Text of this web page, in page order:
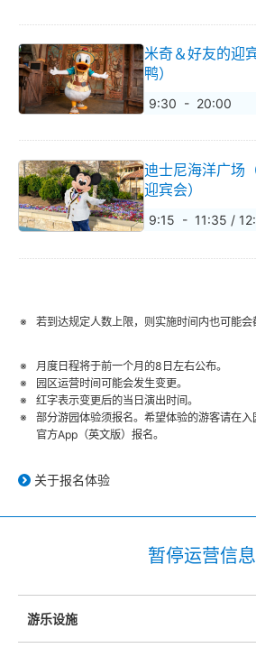
米奇＆好友的迎
鸭）
9:30 - 20:00
迪士尼海洋广场
迎宾会）
9:15 - 11:35 /
若到达规定人数上限，则实施时间内也可能会
月度日程将于前一个月的8日左右公布。
园区运营时间可能会发生变更。
红字表示变更后的当日演出时间。
部分游园体验须报名。希望体验的游客请在
官方App（英文版）报名。
关于报名体验
暂停运营信息
游乐设施